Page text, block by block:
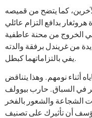
كما يتضح من قميصه
هروثغار بدافع التزام عائلي
في الخروج من محنة عاطفية
من غريندل برفقة والدته
يفي بالتزاماتهما كبطل.
أثناء نومهم. وهذا يتناقض
في السباق. حارب بيوولف
الشجاعة والشعور بالفخر
أن تأثيرك على تصنيف